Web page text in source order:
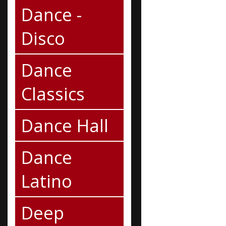
Dance -
Disco
Dance
Classics
Dance Hall
Dance
Latino
Deep